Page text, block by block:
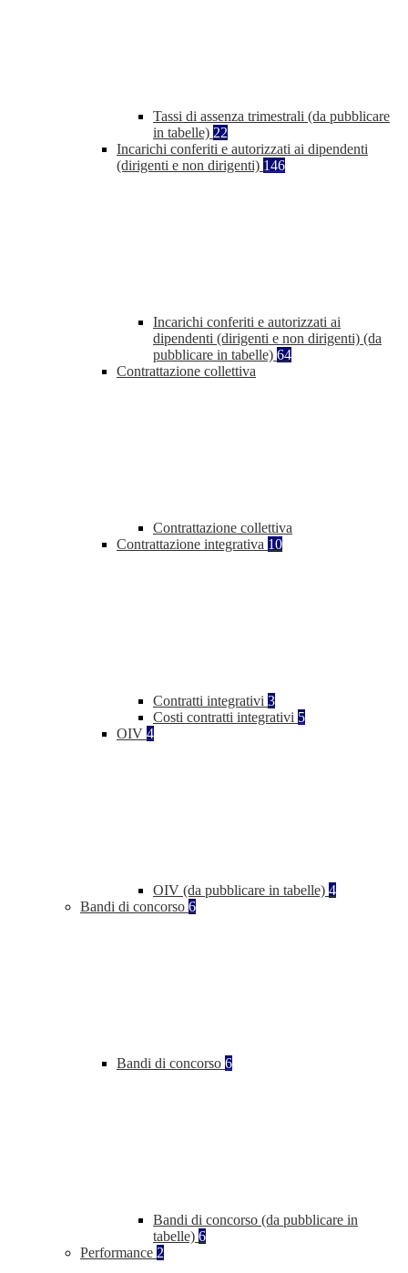
Tassi di assenza trimestrali (da pubblicare
in tabelle) 22
Incarichi conferiti e autorizzati ai dipendenti
(dirigenti e non dirigenti) 146
Incarichi conferiti e autorizzati ai
dipendenti (dirigenti e non dirigenti) (da
pubblicare in tabelle) 64
Contrattazione collettiva
Contrattazione collettiva
Contrattazione integrativa 10
Contratti integrativi 3
Costi contratti integrativi 5
OIV 4
OIV (da pubblicare in tabelle) 4
Bandi di concorso 6
Bandi di concorso 6
Bandi di concorso (da pubblicare in
tabelle) 6
Performance 2